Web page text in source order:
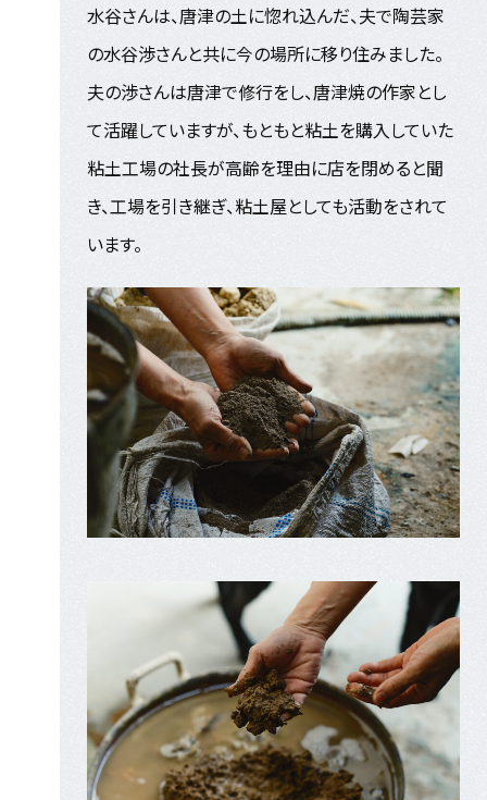
水谷さんは、唐津の土に惚れ込んだ、夫で陶芸家
の水谷渉さんと共に今の場所に移り住みました。
夫の渉さんは唐津で修行をし、唐津焼の作家とし
て活躍していますが、もともと粘土を購入していた
粘土工場の社長が高齢を理由に店を閉めると聞
き、工場を引き継ぎ、粘土屋としても活動をされて
います。